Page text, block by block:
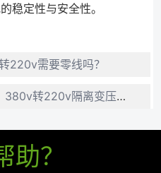
稳定性与安全性。
220v需要零线吗？
隔离变压器，380v变380v隔离变压器
助？